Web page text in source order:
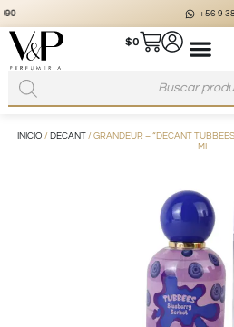
$0
INICIO / DECANT/ GRANDEUR – “DECANT
ML